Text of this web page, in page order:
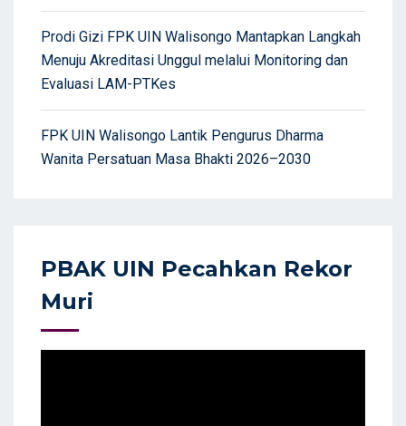
Prodi Gizi FPK UIN Walisongo Mantapkan Langkah
Menuju Akreditasi Unggul melalui Monitoring dan
Evaluasi LAM-PTKes
FPK UIN Walisongo Lantik Pengurus Dharma
Wanita Persatuan Masa Bhakti 2026–2030
PBAK UIN Pecahkan Rekor
Muri